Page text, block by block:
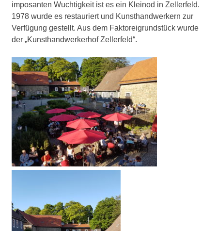
imposanten Wuchtigkeit ist es ein Kleinod in Zellerfeld.
1978 wurde es restauriert und Kunsthandwerkern zur
Verfügung gestellt. Aus dem Faktoreigrundstück wurde
der „Kunsthandwerkerhof Zellerfeld“.